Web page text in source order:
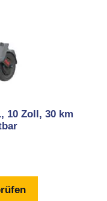
10 Zoll, 30 km